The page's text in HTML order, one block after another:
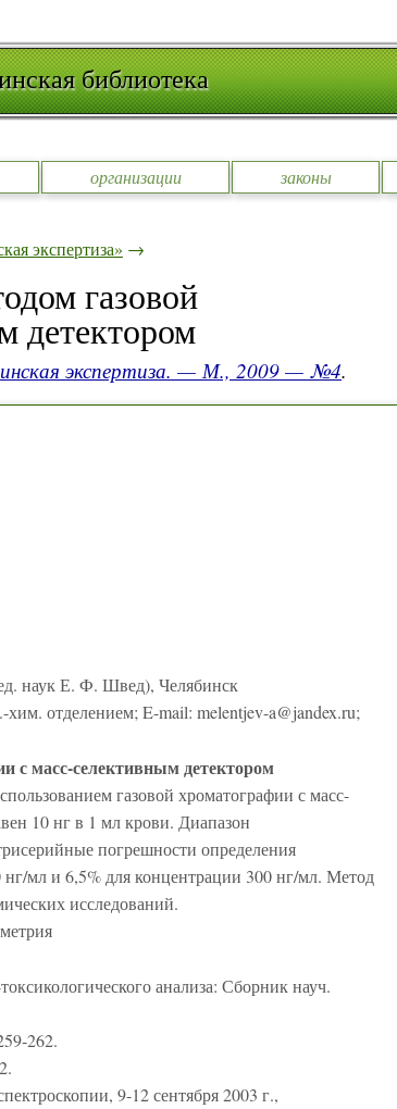
библиотека
организации законы
экспертиза» →
газовой
детектором
экспертиза. — М., 2009 — №4.
наук Е. Ф. Швед), Челябинск
отделением; E-mail: melentjev-a@jandex.ru;
с масс-селективным детектором
газовой хроматографии с масс-
10 нг в 1 мл крови. Диапазон
погрешности определения
мл и 6,5% для концентрации 300 нг/мл. Метод
исследований.
анализа: Сборник науч.
262.
9-12 сентября 2003 г.,